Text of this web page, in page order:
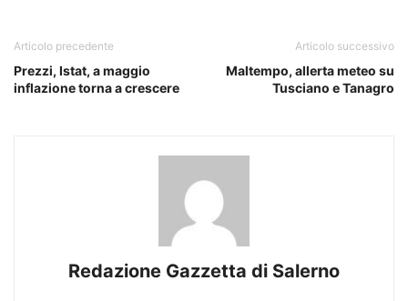
Articolo precedente
Prezzi, Istat, a maggio
inflazione torna a crescere
Articolo successivo
Maltempo, allerta meteo su
Tusciano e Tanagro
Redazione Gazzetta di Salerno